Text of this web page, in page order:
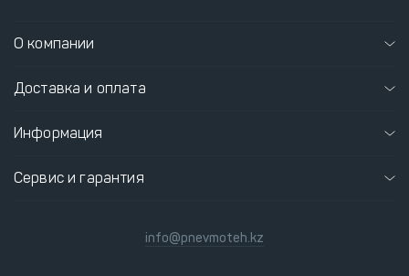
О компании
Доставка и оплата
Информация
Сервис и гарантия
info@pnevmoteh.kz